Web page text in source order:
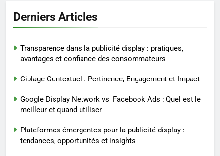
Derniers Articles
Transparence dans la publicité display : pratiques,
avantages et confiance des consommateurs
Ciblage Contextuel : Pertinence, Engagement et Impact
Google Display Network vs. Facebook Ads : Quel est le
meilleur et quand utiliser
Plateformes émergentes pour la publicité display :
tendances, opportunités et insights